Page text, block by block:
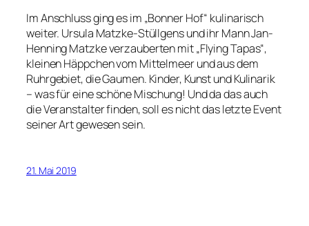
Im Anschluss ging es im „Bonner Hof“ kulinarisch
weiter. Ursula Matzke-Stüllgens und ihr Mann Jan-
Henning Matzke verzauberten mit „Flying Tapas“,
kleinen Häppchen vom Mittelmeer und aus dem
Ruhrgebiet, die Gaumen. Kinder, Kunst und Kulinarik
– was für eine schöne Mischung! Und da das auch
die Veranstalter finden, soll es nicht das letzte Event
seiner Art gewesen sein.
21. Mai 2019